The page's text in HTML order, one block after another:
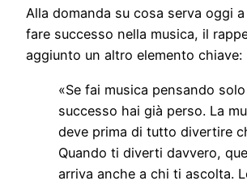
Alla domanda su cosa serva oggi
fare successo nella musica, il
aggiunto un altro elemento chiave:
«Se fai musica pensando
successo hai già perso. La
deve prima di tutto divertire
Quando ti diverti davvero,
arriva anche a chi ti ascolta.